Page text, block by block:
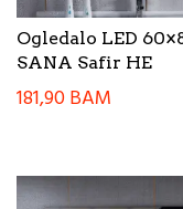
Ogledalo LED
SANA Safir HE
181,90BAM